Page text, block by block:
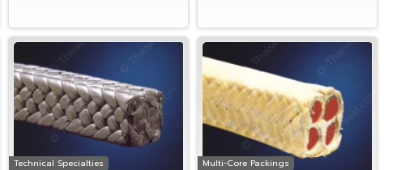
Technical Specialties Multi-Core Packings